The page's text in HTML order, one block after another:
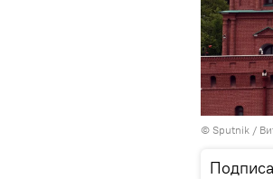
© Sputnik /